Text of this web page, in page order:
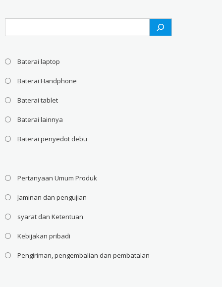
Baterai laptop
Baterai Handphone
Baterai tablet
Baterai lainnya
Baterai penyedot debu
Pertanyaan Umum Produk
Jaminan dan pengujian
syarat dan Ketentuan
Kebijakan pribadi
Pengiriman, pengembalian dan pembatalan